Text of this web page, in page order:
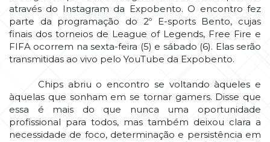
através do Instagram da Expobento. O encontro fez
parte da programação do 2º E-sports Bento, cujas
finais dos torneios de League of Legends, Free Fire e
FIFA ocorrem na sexta-feira (5) e sábado (6). Elas serão
transmitidas ao vivo pelo YouTube da Expobento.
Chips abriu o encontro se voltando àqueles e
àquelas que sonham em se tornar gamers. Disse que
essa é mais do que nunca uma oportunidade
profissional para todos, mas também deixou clara a
necessidade de foco, determinação e persistência em